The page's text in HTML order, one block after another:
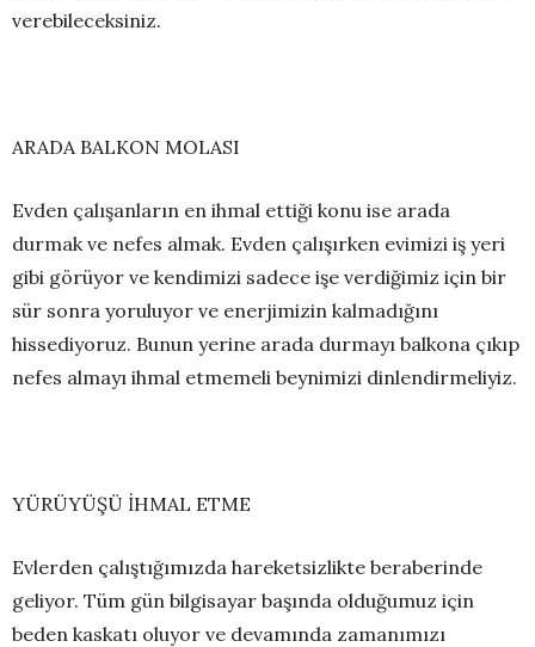
verebileceksiniz.
ARADA BALKON MOLASI
Evden çalışanların en ihmal ettiği konu ise arada
durmak ve nefes almak. Evden çalışırken evimizi iş yeri
gibi görüyor ve kendimizi sadece işe verdiğimiz için bir
sür sonra yoruluyor ve enerjimizin kalmadığını
hissediyoruz. Bunun yerine arada durmayı balkona çıkıp
nefes almayı ihmal etmemeli beynimizi dinlendirmeliyiz.
YÜRÜYÜŞÜ İHMAL ETME
Evlerden çalıştığımızda hareketsizlikte beraberinde
geliyor. Tüm gün bilgisayar başında olduğumuz için
beden kaskatı oluyor ve devamında zamanımızı